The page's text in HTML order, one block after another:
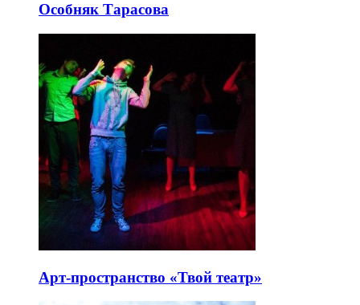
Особняк Тарасова
Арт-пространство «Твой театр»